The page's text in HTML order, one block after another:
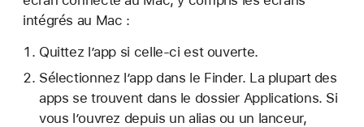
intégrés au Mac :
Quittez l’app si celle-ci est ouverte.
Sélectionnez l’app dans le Finder. La plupart des
apps se trouvent dans le dossier Applications. Si
vous l’ouvrez depuis un alias ou un lanceur,